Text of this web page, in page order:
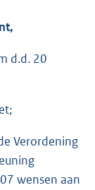
d.d. 20
Verordening
wensen aan